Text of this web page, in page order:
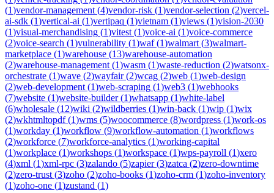
(1)vendor-management (4)vendor-risk (1)vendor-selection (2)vercel-
ai-sdk (1)vertical-ai (1)vertipaq (1)vietnam (1)views (1)vision-2030
(1)visual-merchandising (1)vitest (1)voice-ai (1)voice-commerce
(2)voice-search (1)vulnerability (1)waf(1)walmart (3)walmart-
marketplace (1)warehouse (13)warehouse-automation
(2)warehouse-management (1)wasm (1)waste-reduction (2)watsonx-
orchestrate (1)wave (2)wayfair(2)wcag (2)web (1)web-design
(2)web-development (1)web-scraping (1)web3 (1)webhooks
(7)website (1)website-builder(1)whatsapp (1)white-label
(6)wholesale (12)wiki (2)wildberries (1)win-back (1)wip (1)wix
(2)wkhtmltopdf(1)wms (5)woocommerce (8)wordpress (1)work-os
(1)workday (1)workflow (9)workflow-automation (1)workflows
(2)workforce (7)workforce-analytics (1)working-capital
(1)workplace (1)workshops (1)workspace (1)wps-payroll (1)xero
(4)xml (1)xml-rpc (3)zalando (5)zapier(3)zatca (2)zero-downtime
(2)zero-trust (3)zoho (2)zoho-books (1)zoho-crm (1)zoho-inventory
(1)zoho-one (1)zustand (1)